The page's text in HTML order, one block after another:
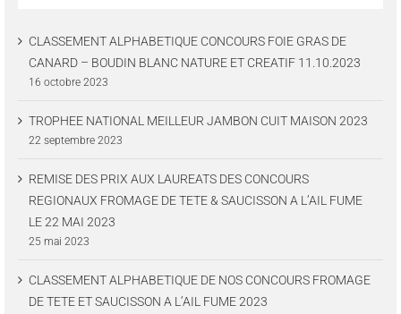
CLASSEMENT ALPHABETIQUE CONCOURS FOIE GRAS DE
CANARD – BOUDIN BLANC NATURE ET CREATIF 11.10.2023
16 octobre 2023
TROPHEE NATIONAL MEILLEUR JAMBON CUIT MAISON 2023
22 septembre 2023
REMISE DES PRIX AUX LAUREATS DES CONCOURS
REGIONAUX FROMAGE DE TETE & SAUCISSON A L’AIL FUME
LE 22 MAI 2023
25 mai 2023
CLASSEMENT ALPHABETIQUE DE NOS CONCOURS FROMAGE
DE TETE ET SAUCISSON A L’AIL FUME 2023